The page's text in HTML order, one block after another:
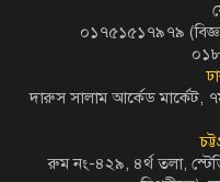
০১৭৫১৫১৭৯৭৯
দারুস সালাম আর্কেড মার্কেট,
রুম নং-৪২৯, ৪র্থ তলা,